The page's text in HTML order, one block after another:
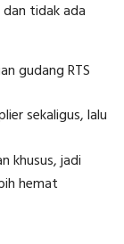
tidak ada
gudang RTS
sekaligus, lalu
khusus, jadi
hemat